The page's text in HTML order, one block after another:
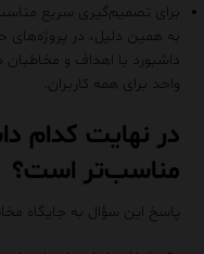
برای تصمیم‌گیری سریع
به همین دلیل، در پروژه‌های
داشبورد با اهداف و
واحد برای همه کاربران.
در نهایت کدام
مناسب‌تر است؟
پاسخ این سؤال به جایگاه